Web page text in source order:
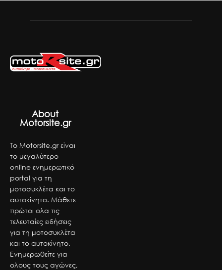
About
Motorsite.gr
Το Motorsite.gr είναι
το μεγαλύτερο
online ενημερωτικό
portal για τη
μοτοσυκλέτα και το
αυτοκίνητο. Μάθετε
πρώτοι ολα τις
τελευταίες ειδήσεις
για τη μοτοσυκλέτα
και το αυτοκίνητο.
Ενημερωθείτε για
ολους τους αγώνες,